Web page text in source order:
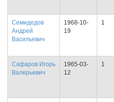
Семидедов
Андрей
Васильевич
1968-10-
19
1
Сафаров Игорь
Валерьевич
1965-03-
12
1